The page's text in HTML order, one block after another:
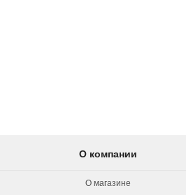
О компании
О магазине